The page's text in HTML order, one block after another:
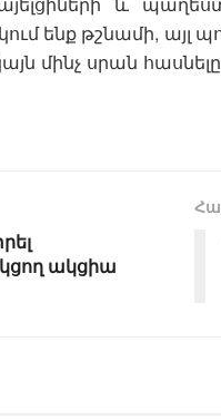
ենք թշնամի, այլ
մինչ սրան
ակցիա